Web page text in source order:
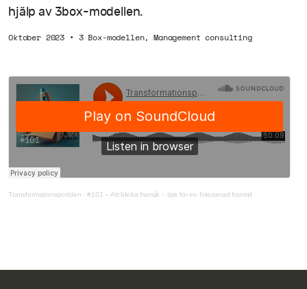
hjälp av 3box-modellen.
Oktober 2023 • 3 Box-modellen,Management consulting
Transformationspodden ·#101 – Att blicka framåt – tips för en fokuserad framtid